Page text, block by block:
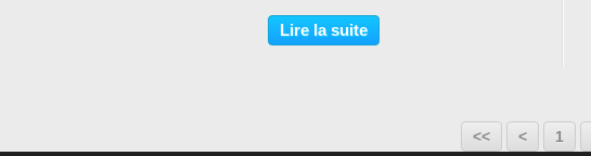
Lire la suite
<< < 1